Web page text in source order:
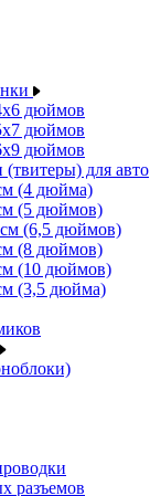
дюймов
дюймов
дюймов
для авто
(4 дюйма)
(5 дюймов)
(6,5 дюймов)
(8 дюймов)
(10 дюймов)
(3,5 дюйма)
разъемов